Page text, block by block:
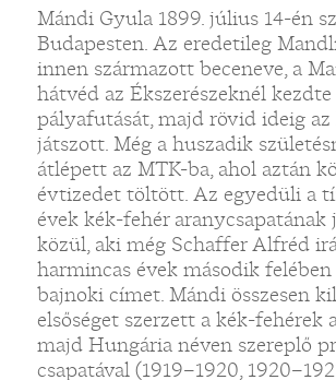
Mándi Gyula 1899. július 14-én
Budapesten. Az eredetileg
innen származott beceneve, a
hátvéd az Ékszerészeknél kezdte
pályafutását, majd rövid ideig
játszott. Még a huszadik
átlépett az MTK-ba, ahol aztán
évtizedet töltött. Az egyedüli a
évek kék-fehér aranycsapatának
közül, aki még Schaffer Alfréd
harmincas évek második
bajnoki címet. Mándi összesen
elsőséget szerzett a kék-fehérek
majd Hungária néven szereplő
csapatával (1919–1920,